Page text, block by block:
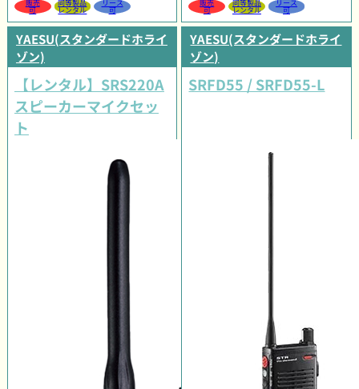
販売
可
同等製品
レンタル
リース
可
販売
可
同等製品
レンタル
リース
可
YAESU(スタンダードホライ
ゾン)
【レンタル】SRS220A
スピーカーマイクセッ
ト
YAESU(スタンダードホライ
ゾン)
SRFD55 / SRFD55-L